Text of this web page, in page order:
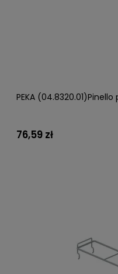
PEKA
76,59 zł